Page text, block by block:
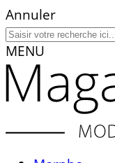
Annuler
MENU